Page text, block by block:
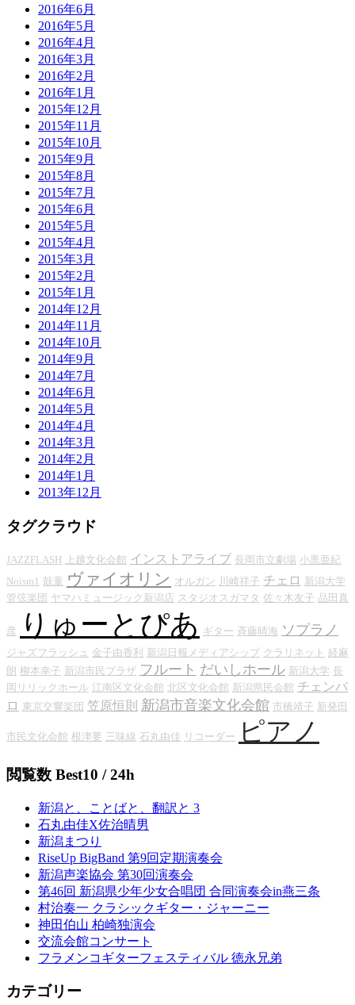
2016年6月
2016年5月
2016年4月
2016年3月
2016年2月
2016年1月
2015年12月
2015年11月
2015年10月
2015年9月
2015年8月
2015年7月
2015年6月
2015年5月
2015年4月
2015年3月
2015年2月
2015年1月
2014年12月
2014年11月
2014年10月
2014年9月
2014年7月
2014年6月
2014年5月
2014年4月
2014年3月
2014年2月
2014年1月
2013年12月
タグクラウド
JAZZFLASH 上越文化会館 インストアライブ 長岡市立劇場 小黒亜紀
Noism1 鼓童 ヴァイオリン オルガン 川崎祥子 チェロ 新潟大学
管弦楽団 ヤマハミュージック新潟店 スタジオスガマタ 佐々木友子 品田真
彦 りゅーとぴあ ギター 斉藤晴海 ソプラノ
ジャズフラッシュ 金子由香利 新潟日報メディアシップ クラリネット 経麻
朗 柳本幸子 新潟市民プラザ フルート だいしホール 新潟大学 長
岡リリックホール 江南区文化会館 北区文化会館 新潟県民会館 チェンバ
ロ 東京交響楽団 笠原恒則 新潟市音楽文化会館 市橋靖子 新発田
市民文化会館 根津要 三味線 石丸由佳 リコーダー ピアノ
閲覧数 Best10 / 24h
新潟と、ことばと、翻訳と 3
石丸由佳X佐治晴男
新潟まつり
RiseUp BigBand 第9回定期演奏会
新潟声楽協会 第30回演奏会
第46回 新潟県少年少女合唱団 合同演奏会in燕三条
村治奏一 クラシックギター・ジャーニー
神田伯山 柏崎独演会
交流会館コンサート
フラメンコギターフェスティバル 徳永兄弟
カテゴリー